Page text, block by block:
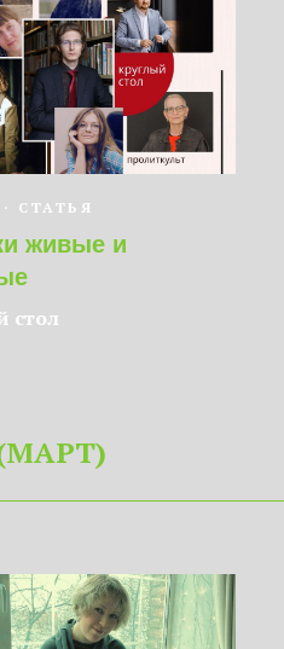
СТАТЬЯ
живые и
стол